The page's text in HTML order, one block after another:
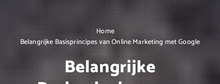
Home
Belangrijke Basisprincipes van Online Marketing met Google
Belangrijke